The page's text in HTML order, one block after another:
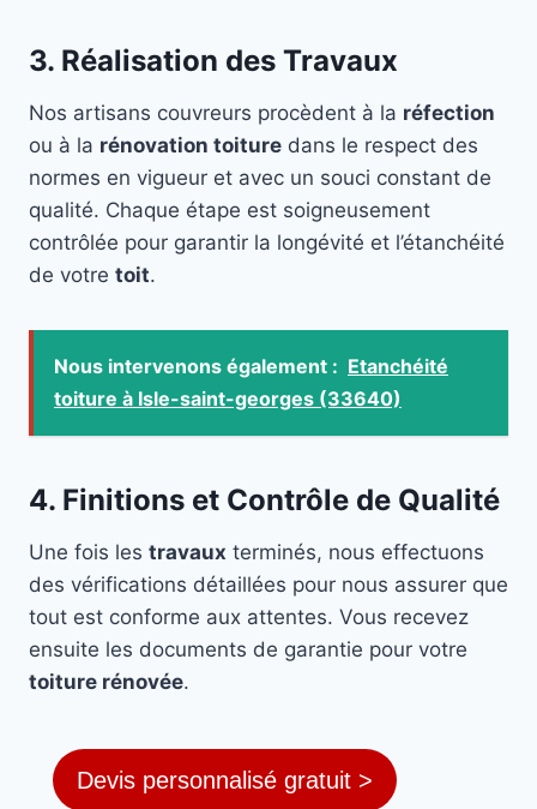
3. Réalisation des Travaux
Nos artisans couvreurs procèdent à la réfection
ou à la rénovation toiture dans le respect des
normes en vigueur et avec un souci constant de
qualité. Chaque étape est soigneusement
contrôlée pour garantir la longévité et l’étanchéité
de votre toit.
Nous intervenons également : Etanchéité
toiture à Isle-saint-georges (33640)
4. Finitions et Contrôle de Qualité
Une fois les travaux terminés, nous effectuons
des vérifications détaillées pour nous assurer que
tout est conforme aux attentes. Vous recevez
ensuite les documents de garantie pour votre
toiture rénovée.
Devis personnalisé gratuit >